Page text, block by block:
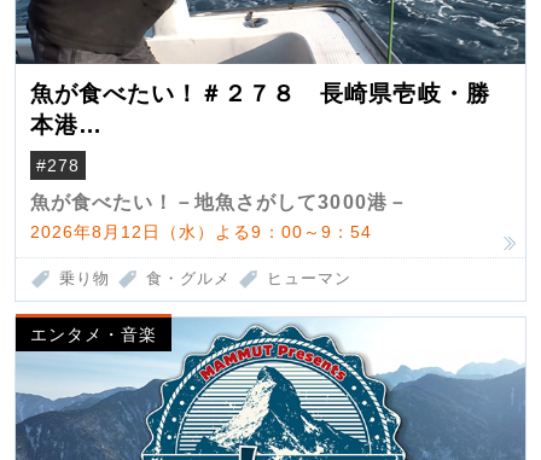
魚が食べたい！＃２７８ 長崎県壱岐・勝
本港
（クロマグロ）
#278
魚が食べたい！－地魚さがして3000港－
2026年8月12日（水）よる9：00～9：54
乗り物 食・グルメ ヒューマン
エンタメ・音楽